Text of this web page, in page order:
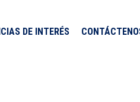
DE INTERÉS